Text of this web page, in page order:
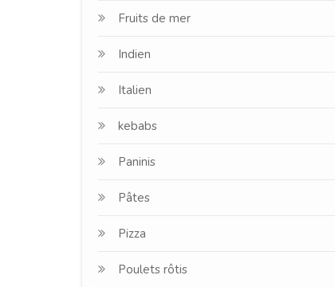
Fruits de mer
Indien
Italien
kebabs
Paninis
Pâtes
Pizza
Poulets rôtis